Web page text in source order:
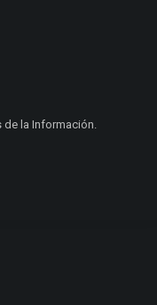
la Información.